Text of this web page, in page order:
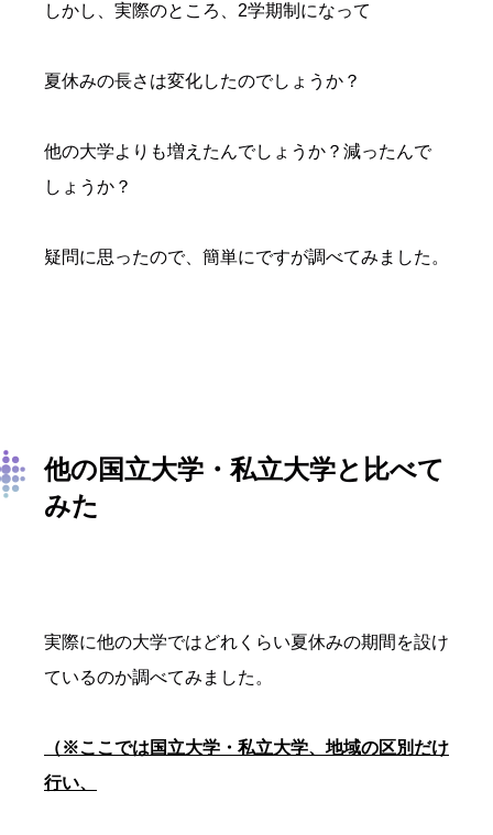
しかし、実際のところ、2学期制になって
夏休みの長さは変化したのでしょうか？
他の大学よりも増えたんでしょうか？減ったんで
しょうか？
疑問に思ったので、簡単にですが調べてみました。
他の国立大学・私立大学と比べて
みた
実際に他の大学ではどれくらい夏休みの期間を設け
ているのか調べてみました。
（※ここでは国立大学・私立大学、地域の区別だけ
行い、